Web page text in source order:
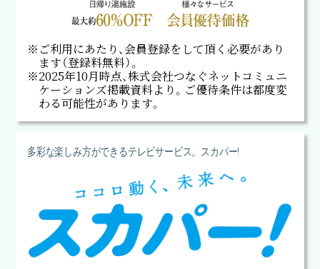
※ご利⽤にあたり、会員登録をして頂く必要があり
ます（登録料無料）。
※2025年10月時点、株式会社つなぐネットコミュニ
ケーションズ掲載資料より。ご優待条件は都度変
わる可能性があります。
多彩な楽しみ方ができるテレビサービス。 スカパー!